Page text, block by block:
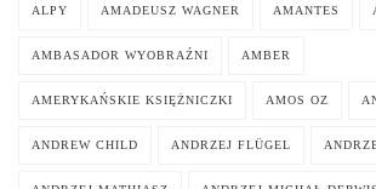
ALPY AMADEUSZ WAGNER AMANTES
AMBASADOR WYOBRAŹNI AMBER
AMERYKAŃSKIE KSIĘŻNICZKI AMOS OZ
ANDREW CHILD ANDRZEJ FLÜGEL